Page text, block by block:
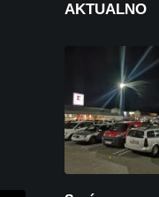
AKTUALNO